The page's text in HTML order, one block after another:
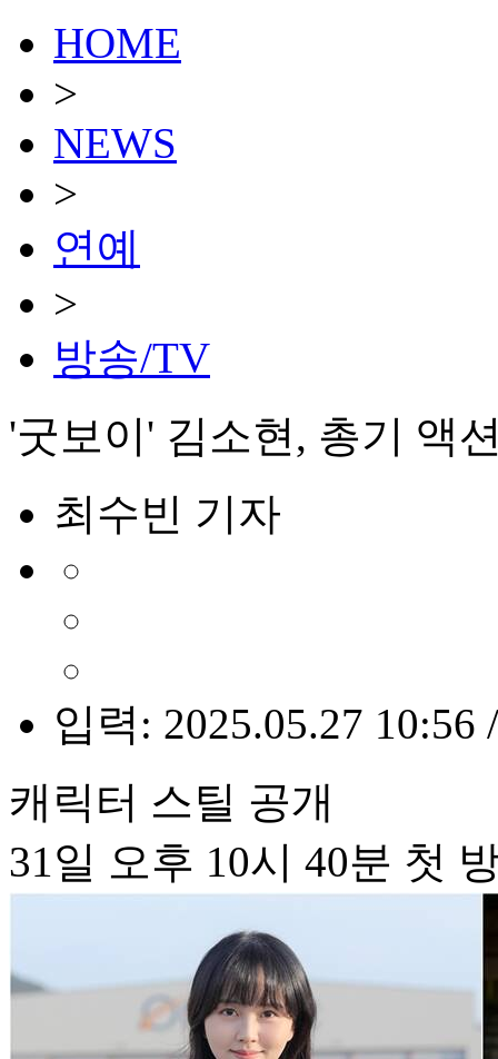
HOME
>
NEWS
>
연예
>
방송/TV
'굿보이' 김소현, 총기 액
최수빈 기자
입력: 2025.05.27 10:56
캐릭터 스틸 공개
31일 오후 10시 40분 첫